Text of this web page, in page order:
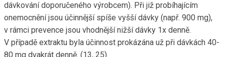
dávkování doporučeného výrobcem). Při již probíhajícím
onemocnění jsou účinnější spíše vyšší dávky (např. 900 mg),
v rámci prevence jsou vhodnější nižší dávky 1x denně.
V případě extraktu byla účinnost prokázána už při dávkách 40-
80 mg dvakrát denně. (13, 25)